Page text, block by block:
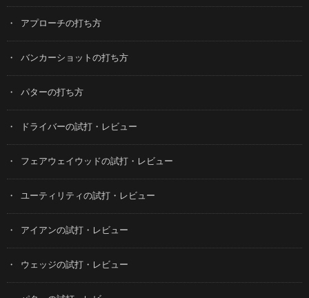
アプローチの打ち方
バンカーショットの打ち方
パターの打ち方
ドライバーの試打・レビュー
フェアウェイウッドの試打・レビュー
ユーティリティの試打・レビュー
アイアンの試打・レビュー
ウェッジの試打・レビュー